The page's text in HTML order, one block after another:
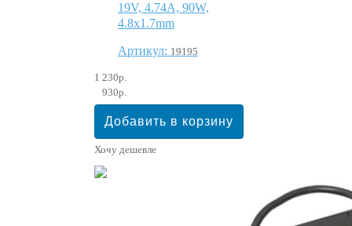
19V, 4.74A, 90W,
4.8х1.7mm
Артикул: 19195
1 230р.
930р.
Хочу дешевле